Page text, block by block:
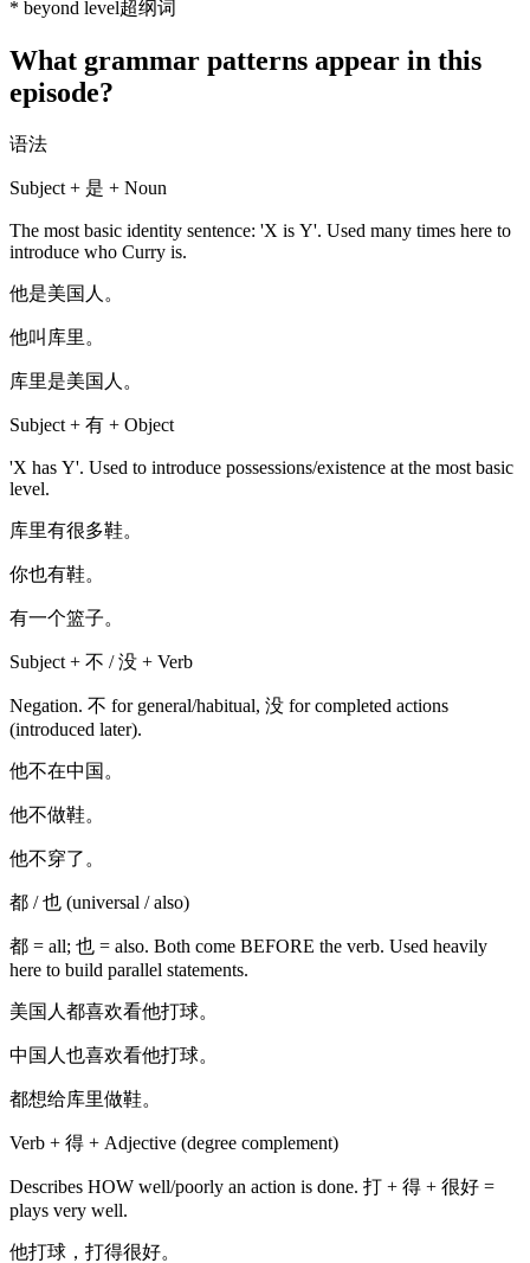
* beyond level超纲词
What grammar patterns appear in this
episode?
语法
Subject + 是 + Noun
The most basic identity sentence: 'X is Y'. Used many times here to
introduce who Curry is.
他是美国人。
他叫库里。
库里是美国人。
Subject + 有 + Object
'X has Y'. Used to introduce possessions/existence at the most basic
level.
库里有很多鞋。
你也有鞋。
有一个篮子。
Subject + 不 / 没 + Verb
Negation. 不 for general/habitual, 没 for completed actions
(introduced later).
他不在中国。
他不做鞋。
他不穿了。
都 / 也 (universal / also)
都 = all; 也 = also. Both come BEFORE the verb. Used heavily
here to build parallel statements.
美国人都喜欢看他打球。
中国人也喜欢看他打球。
都想给库里做鞋。
Verb + 得 + Adjective (degree complement)
Describes HOW well/poorly an action is done. 打 + 得 + 很好 =
plays very well.
他打球，打得很好。